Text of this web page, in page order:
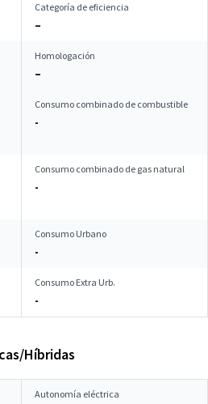
Categoría de eficiencia
–
Homologación
–
Consumo combinado de combustible
-
Consumo combinado de gas natural
-
Consumo Urbano
-
Consumo Extra Urb.
-
Híbridas
Autonomía eléctrica